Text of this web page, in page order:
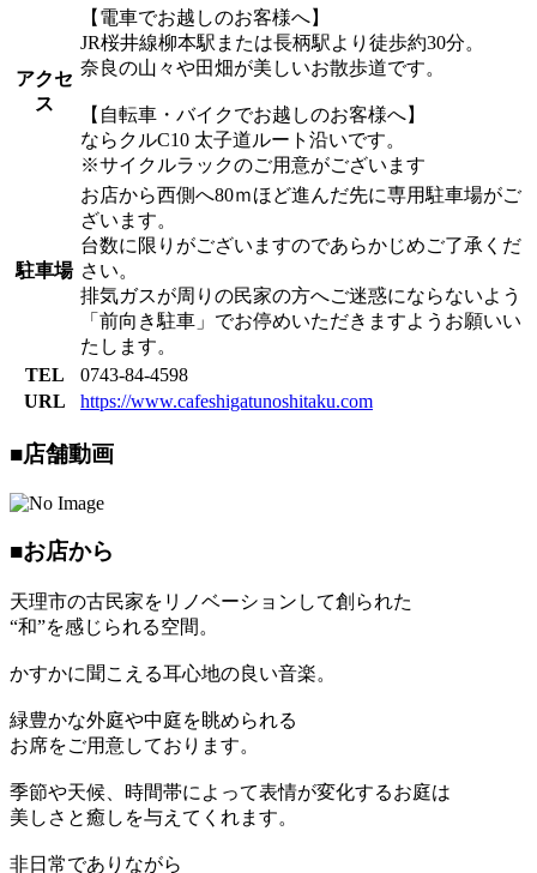
アクセ
ス
【電車でお越しのお客様へ】
JR桜井線柳本駅または長柄駅より徒歩約30分。
奈良の山々や田畑が美しいお散歩道です。
【自転車・バイクでお越しのお客様へ】
ならクルC10 太子道ルート沿いです。
※サイクルラックのご用意がございます
駐車場
お店から西側へ80ｍほど進んだ先に専用駐車場がご
ざいます。
台数に限りがございますのであらかじめご了承くだ
さい。
排気ガスが周りの民家の方へご迷惑にならないよう
「前向き駐車」でお停めいただきますようお願いい
たします。
TEL
0743-84-4598
URL
https://www.cafeshigatunoshitaku.com
■店舗動画
■お店から
天理市の古民家をリノベーションして創られた
“和”を感じられる空間。
かすかに聞こえる耳心地の良い音楽。
緑豊かな外庭や中庭を眺められる
お席をご用意しております。
季節や天候、時間帯によって表情が変化するお庭は
美しさと癒しを与えてくれます。
非日常でありながら